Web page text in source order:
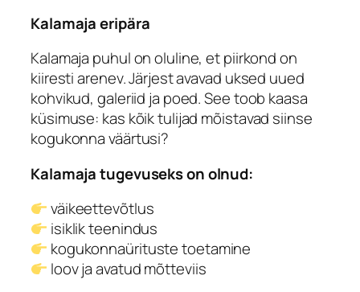
Kalamaja eripära
Kalamaja puhul on oluline, et piirkond on
kiiresti arenev. Järjest avavad uksed uued
kohvikud, galeriid ja poed. See toob kaasa
küsimuse: kas kõik tulijad mõistavad siinse
kogukonna väärtusi?
Kalamaja tugevuseks on olnud:
väikeettevõtlus
isiklik teenindus
kogukonnaürituste toetamine
loov ja avatud mõtteviis